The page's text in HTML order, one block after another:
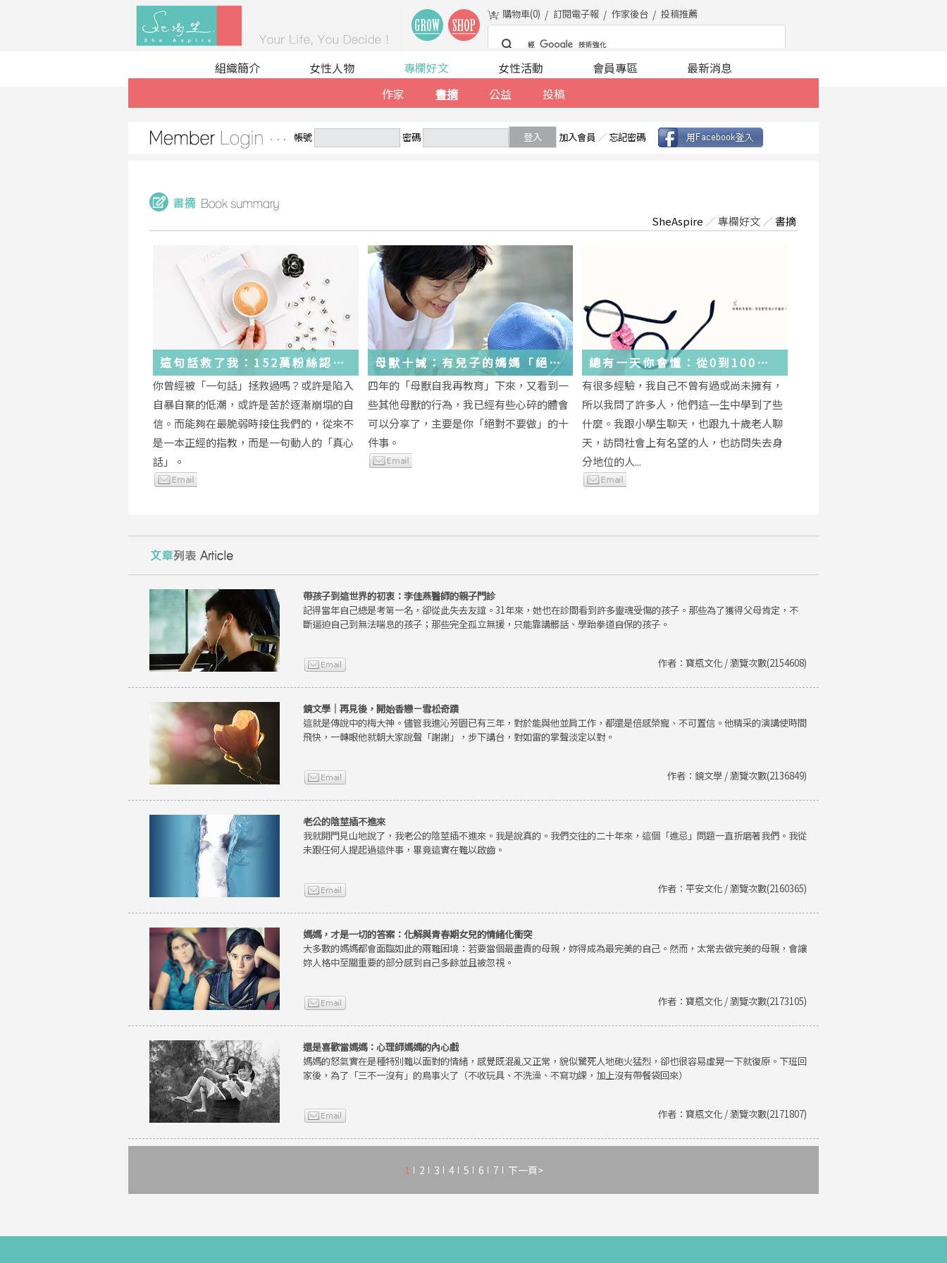
購物車(0) 訂閱電子報 作家後台 投稿推薦
組織簡介 女性人物
專欄好文
作家
書摘 公益 投稿
女性活動 會員專區 最新消息
帳號 密碼 登入 加入會員 ／ 忘記密碼
SheAspire ／專欄好文 ／書摘
這句話救了我：152萬粉絲認
證，韓國最受歡迎的
YouTuber「國民姐姐」金美敬
為跌落情緒深淵的你雪中送炭！
你曾經被「一句話」拯救過嗎？或許是陷入
自暴自棄的低潮，或許是苦於逐漸崩塌的自
信。而能夠在最脆弱時接住我們的，從來不
是一本正經的指教，而是一句動人的「真心
話」。
母獸十誡：有兒子的媽媽「絕對
不要做」的十件事
四年的「母獸自我再教育」下來，又看到一
些其他母獸的行為，我已經有些心碎的體會
可以分享了，主要是你「絕對不要做」的十
件事。
總有一天你會懂：從0到100
歲，該學會的人生大事，都在這
些生活的小事裡了
有很多經驗，我自己不曾有過或尚未擁有，
所以我問了許多人，他們這一生中學到了些
什麼。我跟小學生聊天，也跟九十歲老人聊
天，訪問社會上有名望的人，也訪問失去身
分地位的人...
帶孩子到這世界的初衷：李佳燕醫師的親子門診
記得當年自己總是考第一名，卻從此失去友誼。31年來，她也在診間看到許多靈魂受傷的孩子。那些為了獲得父母肯定，不
斷逼迫自己到無法喘息的孩子；那些完全孤立無援，只能靠講髒話、學跆拳道自保的孩子。
作者：寶瓶文化 / 瀏覽次數(2154608)
鏡文學｜再見後，開始香戀－雪松奇蹟
這就是傳說中的梅大神。儘管我進沁芳園已有三年，對於能與他並肩工作，都還是倍感榮寵、不可置信。他精采的演講使時間
飛快，一轉眼他就朝大家說聲「謝謝」，步下講台，對如雷的掌聲淡定以對。
作者：鏡文學 / 瀏覽次數(2136849)
老公的陰莖插不進來
我就開門見山地說了，我老公的陰莖插不進來。我是說真的。我們交往的二十年來，這個「進忌」問題一直折磨著我們。我從
未跟任何人提起過這件事，畢竟這實在難以啟齒。
作者：平安文化 / 瀏覽次數(2160365)
媽媽，才是一切的答案：化解與青春期女兒的情緒化衝突
大多數的媽媽都會面臨如此的兩難困境：若要當個最盡責的母親，妳得成為最完美的自己。然而，太常去做完美的母親，會讓
妳人格中至關重要的部分感到自己多餘並且被忽視。
作者：寶瓶文化 / 瀏覽次數(2173105)
還是喜歡當媽媽：心理師媽媽的內心戲
媽媽的怒氣實在是種特別難以面對的情緒，感覺既混亂又正常，貌似驚死人地砲火猛烈，卻也很容易虛晃一下就復原。下班回
家後，為了「三不一沒有」的鳥事火了（不收玩具、不洗澡、不寫功課，加上沒有帶餐袋回來）
作者：寶瓶文化 / 瀏覽次數(2171807)
1 2 3 4 5 6 7 下一頁>